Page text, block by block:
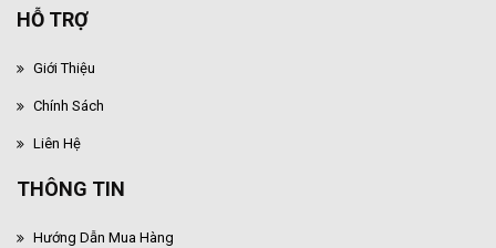
HỖ TRỢ
Giới Thiệu
Chính Sách
Liên Hệ
THÔNG TIN
Hướng Dẫn Mua Hàng